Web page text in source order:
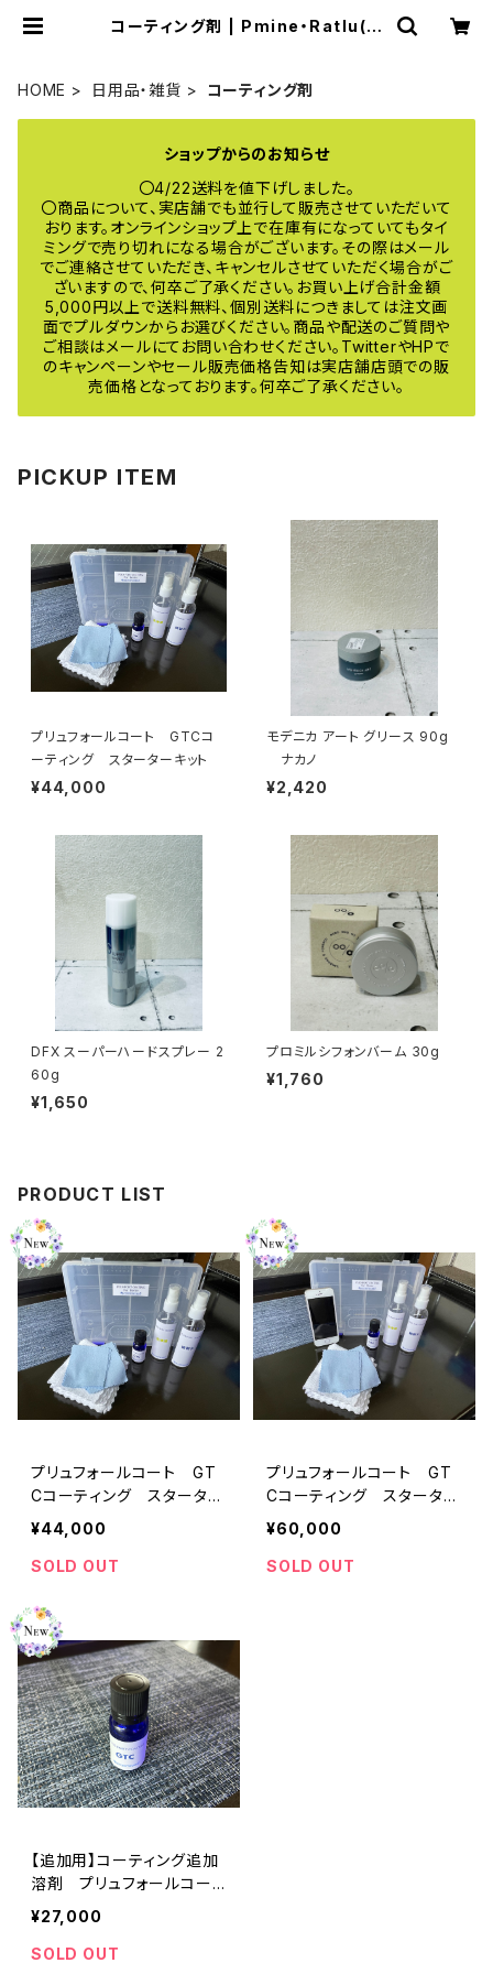
コーティング剤 | Pmine・Ratlu(プ
HOME 日用品・雑貨 コーティング剤
ショップからのお知らせ
〇4/22送料を値下げしました。
〇商品について、実店舗でも並行して販売させていただいて
おります。オンラインショップ上で在庫有になっていてもタイ
ミングで売り切れになる場合がございます。その際はメール
でご連絡させていただき、キャンセルさせていただく場合がご
ざいますので、何卒ご了承ください。お買い上げ合計金額
5,000円以上で送料無料、個別送料につきましては注文画
面でプルダウンからお選びください。商品や配送のご質問や
ご相談はメールにてお問い合わせください。TwitterやHPで
のキャンペーンやセール販売価格告知は実店舗店頭での販
売価格となっております。何卒ご了承ください。
PICKUP ITEM
プリュフォールコート GTCコ
ーティング スターターキット
¥44,000
モデニカ アート グリース 90g
ナカノ
¥2,420
DFX スーパーハードスプレー 2
60g
¥1,650
プロミルシフォンバーム 30g
¥1,760
PRODUCT LIST
プリュフォールコート GT
Cコーティング スターター
キット
¥44,000
SOLD OUT
プリュフォールコート GT
Cコーティング スターター
キット【デモ用スマホ付き】
¥60,000
SOLD OUT
【追加用】コーティング追加
溶剤 プリュフォールコート
GTC
¥27,000
SOLD OUT